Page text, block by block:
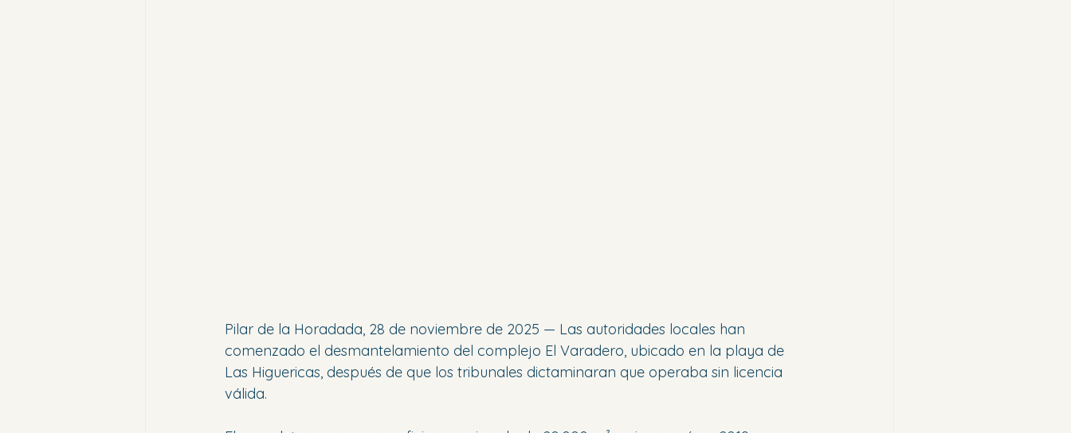
Pilar de la Horadada, 28 de noviembre de 2025 — Las autoridades locales han
comenzado el desmantelamiento del complejo El Varadero, ubicado en la playa de
Las Higuericas, después de que los tribunales dictaminaran que operaba sin licencia
válida.